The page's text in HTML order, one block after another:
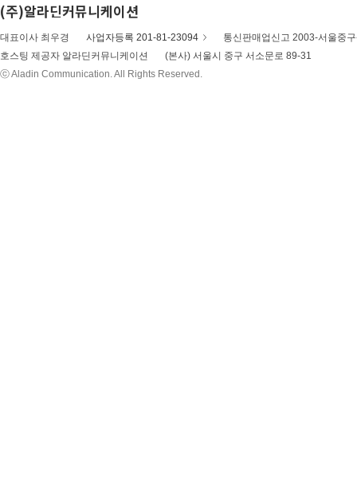
(주)알라딘커뮤니케이션
대표이사 최우경 사업자등록 201-81-23094
통신판매업신고 2003-서울중
호스팅 제공자 알라딘커뮤니케이션
(본사) 서울시 중구 서소문로 89-31
ⓒ Aladin Communication. All Rights Reserved.